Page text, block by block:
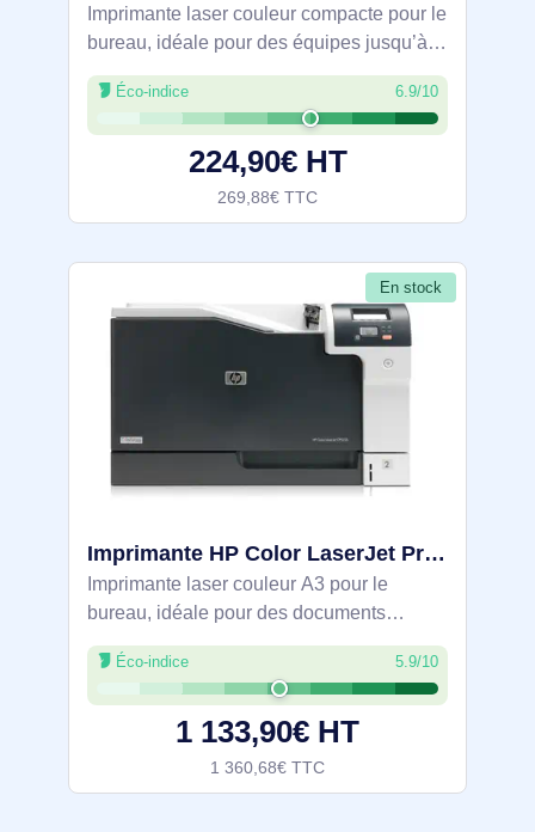
Imprimante laser couleur compacte pour le
bureau, idéale pour des équipes jusqu’à
10 utilisateurs et un volume de 150 à 2
500 pages/mois. Impression A4 recto-
verso automatique à 25 ppm, résolution
Éco-indice 6.9/10
224,90€ HT
269,88€ TTC
En stock
Imprimante HP Color LaserJet Professional CP5225dn - CE712A#B19
Imprimante laser couleur A3 pour le
bureau, idéale pour des documents
grands formats. Vitesse 20 ppm en A4 et
10 ppm en A3, recto verso automatique.
Ethernet 10/100 intégré pour le partage.
Éco-indice 5.9/10
1 133,90€ HT
1 360,68€ TTC